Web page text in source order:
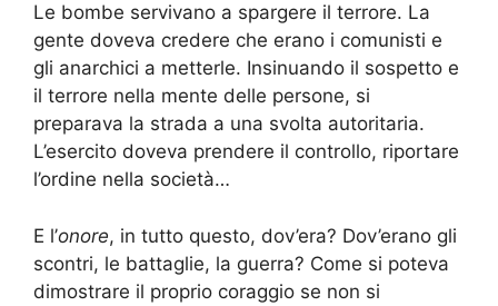
Le bombe servivano a spargere il terrore. La
gente doveva credere che erano i comunisti e
gli anarchici a metterle. Insinuando il sospetto e
il terrore nella mente delle persone, si
preparava la strada a una svolta autoritaria.
L’esercito doveva prendere il controllo, riportare
l’ordine nella società…
E l’onore, in tutto questo, dov’era? Dov’erano gli
scontri, le battaglie, la guerra? Come si poteva
dimostrare il proprio coraggio se non si